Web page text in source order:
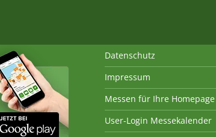
Datenschutz
Impressum
Messen für Ihre Homepage
User-Login Messekalender